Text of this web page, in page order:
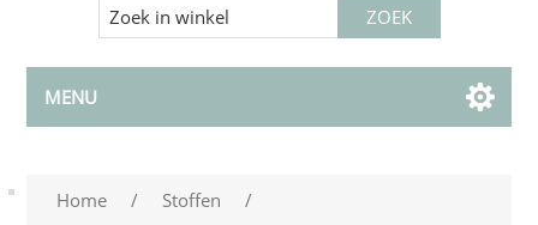
MENU
Home / Stoffen
/